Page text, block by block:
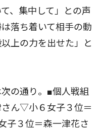
、集中して」との声
落ち着いて相手の動
上の力を出せた」と
の通り。■個人戦組
ん▽小６女子３位＝
子３位＝森一津花さ